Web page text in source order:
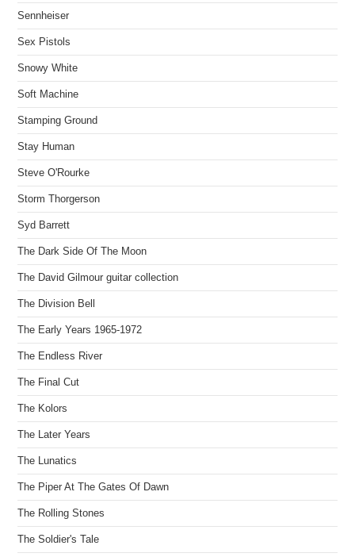
Sennheiser
Sex Pistols
Snowy White
Soft Machine
Stamping Ground
Stay Human
Steve O'Rourke
Storm Thorgerson
Syd Barrett
The Dark Side Of The Moon
The David Gilmour guitar collection
The Division Bell
The Early Years 1965-1972
The Endless River
The Final Cut
The Kolors
The Later Years
The Lunatics
The Piper At The Gates Of Dawn
The Rolling Stones
The Soldier's Tale